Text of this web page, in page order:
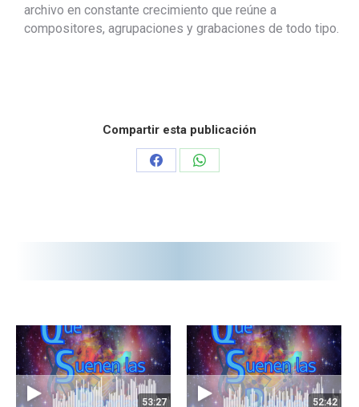
archivo en constante crecimiento que reúne a
compositores, agrupaciones y grabaciones de todo tipo.
Compartir esta publicación
Share
Share
53:27 52:42